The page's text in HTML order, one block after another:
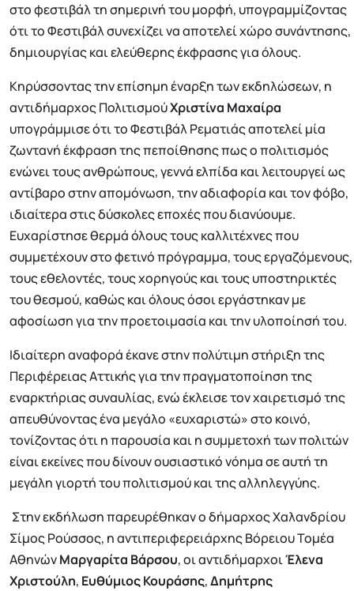
στο φεστιβάλ τη σημερινή του μορφή, υπογραμμίζοντας
ότι το Φεστιβάλ συνεχίζει να αποτελεί χώρο συνάντησης,
δημιουργίας και ελεύθερης έκφρασης για όλους.
Κηρύσσοντας την επίσημη έναρξη των εκδηλώσεων, η
αντιδήμαρχος ΠολιτισμούΧριστίνα Μαχαίρα
υπογράμμισε ότι το Φεστιβάλ Ρεματιάς αποτελεί μία
ζωντανή έκφραση της πεποίθησης πως ο πολιτισμός
ενώνει τους ανθρώπους, γεννά ελπίδα και λειτουργεί ως
αντίβαρο στην απομόνωση, την αδιαφορία και τον φόβο,
ιδιαίτερα στις δύσκολες εποχές που διανύουμε.
Ευχαρίστησε θερμά όλους τους καλλιτέχνες που
συμμετέχουν στο φετινό πρόγραμμα, τους εργαζόμενους,
τους εθελοντές, τους χορηγούς και τους υποστηρικτές
του θεσμού, καθώς και όλους όσοι εργάστηκαν με
αφοσίωση για την προετοιμασία και την υλοποίησή του.
Ιδιαίτερη αναφορά έκανε στην πολύτιμη στήριξη της
Περιφέρειας Αττικής για την πραγματοποίηση της
εναρκτήριας συναυλίας, ενώ έκλεισε τον χαιρετισμό της
απευθύνοντας ένα μεγάλο «ευχαριστώ» στο κοινό,
τονίζοντας ότι η παρουσία και η συμμετοχή των πολιτών
είναι εκείνες που δίνουν ουσιαστικό νόημα σε αυτή τη
μεγάλη γιορτή του πολιτισμού και της αλληλεγγύης.
Στην εκδήλωση παρευρέθηκαν ο δήμαρχος Χαλανδρίου
Σίμος Ρούσσος, η αντιπεριφερειάρχης Βόρειου Τομέα
ΑθηνώνΜαργαρίτα Βάρσου, οι αντιδήμαρχοιΈλενα
Χριστούλη, Ευθύμιος Κουράσης,Δημήτρης